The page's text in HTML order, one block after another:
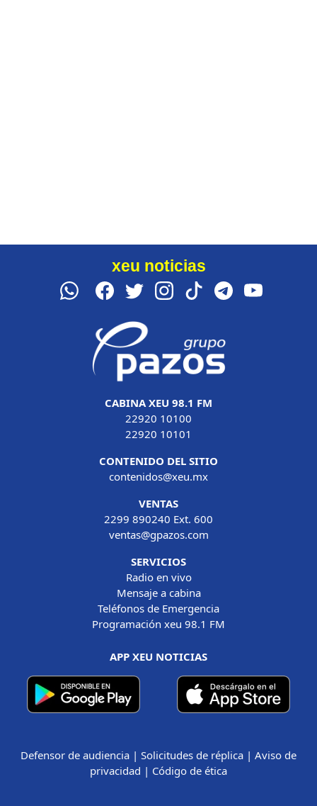
xeu noticias
CABINA XEU 98.1 FM
22920 10100
22920 10101
CONTENIDO DEL SITIO
contenidos@xeu.mx
VENTAS
2299 890240 Ext. 600
ventas@gpazos.com
SERVICIOS
Radio en vivo
Mensaje a cabina
Teléfonos de Emergencia
Programación xeu 98.1 FM
APP XEU NOTICIAS
Defensor de audiencia | Solicitudes de réplica | Aviso de
privacidad | Código de ética